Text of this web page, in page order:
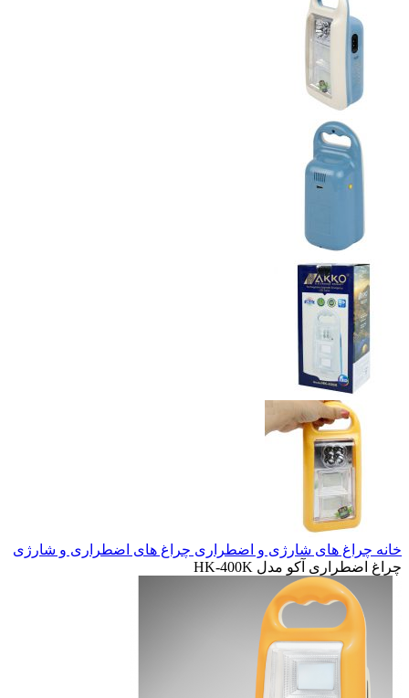
خانه چراغ های شارژی و اضطراری چراغ های اضطراری و شارژی
چراغ اضطراری آکو مدل HK-400K